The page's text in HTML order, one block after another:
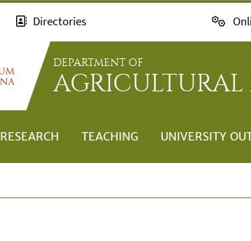
Directories
DEPARTMENT OF
RESEARCH TEACHING UNIVERSITY